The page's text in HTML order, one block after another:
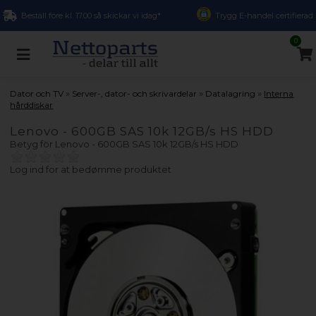
Beställ före kl. 17.00 så skickar vi idag* Trygg E-handel certifierad
0
Dator och TV » Server-, dator- och skrivardelar » Datalagring » Interna
hårddiskar
Lenovo - 600GB SAS 10k 12GB/s HS HDD
Betyg för Lenovo - 600GB SAS 10k 12GB/s HS HDD
Log ind for at bedømme produktet